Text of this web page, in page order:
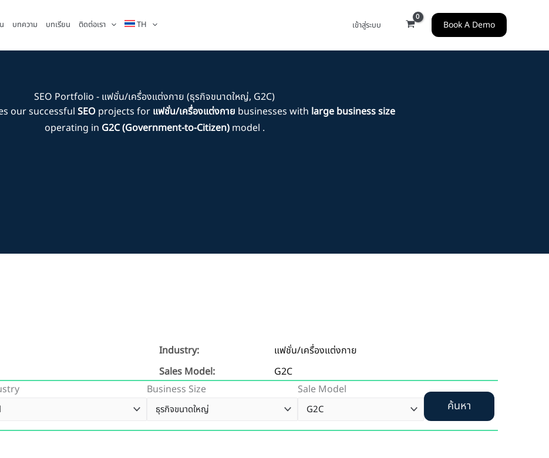
บทความ บทเรียน ติดต่อเรา TH เข้าสู่ระบบ Book A Demo
SEO Portfolio - แฟชั่น/เครื่องแต่งกาย (ธุรกิจขนาดใหญ่, G2C)
our successful SEOprojects for แฟชั่น/เครื่องแต่งกาย businesses with large business size
operating in G2C (Government-to-Citizen)model .
Industry:
แฟชั่น/เครื่องแต่งกาย
Sales Model:
G2C
Business Size Sale Model
ค้นหา